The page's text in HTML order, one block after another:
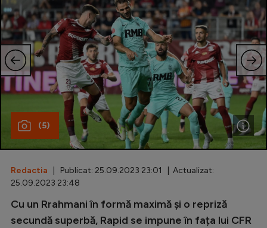
Liga 2
Cupa României
Echipa Națională
U21
Fotbal feminin
Special
Diverse
Inedit
(5)
Redactia | Publicat: 25.09.2023 23:01 | Actualizat:
25.09.2023 23:48
Cu un Rrahmani în formă maximă și o repriză
secundă superbă, Rapid se impune în fața lui CFR